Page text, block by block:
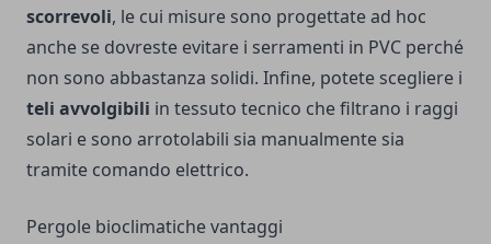
scorrevoli, le cui misure sono progettate ad hoc
anche se dovreste evitare i serramenti in PVC perché
non sono abbastanza solidi. Infine, potete scegliere i
teli avvolgibili in tessuto tecnico che filtrano i raggi
solari e sono arrotolabili sia manualmente sia
tramite comando elettrico.
Pergole bioclimatiche vantaggi